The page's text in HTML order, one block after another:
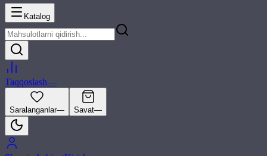
Katalog
Taqqoslash—
Saralanganlar— Savat—